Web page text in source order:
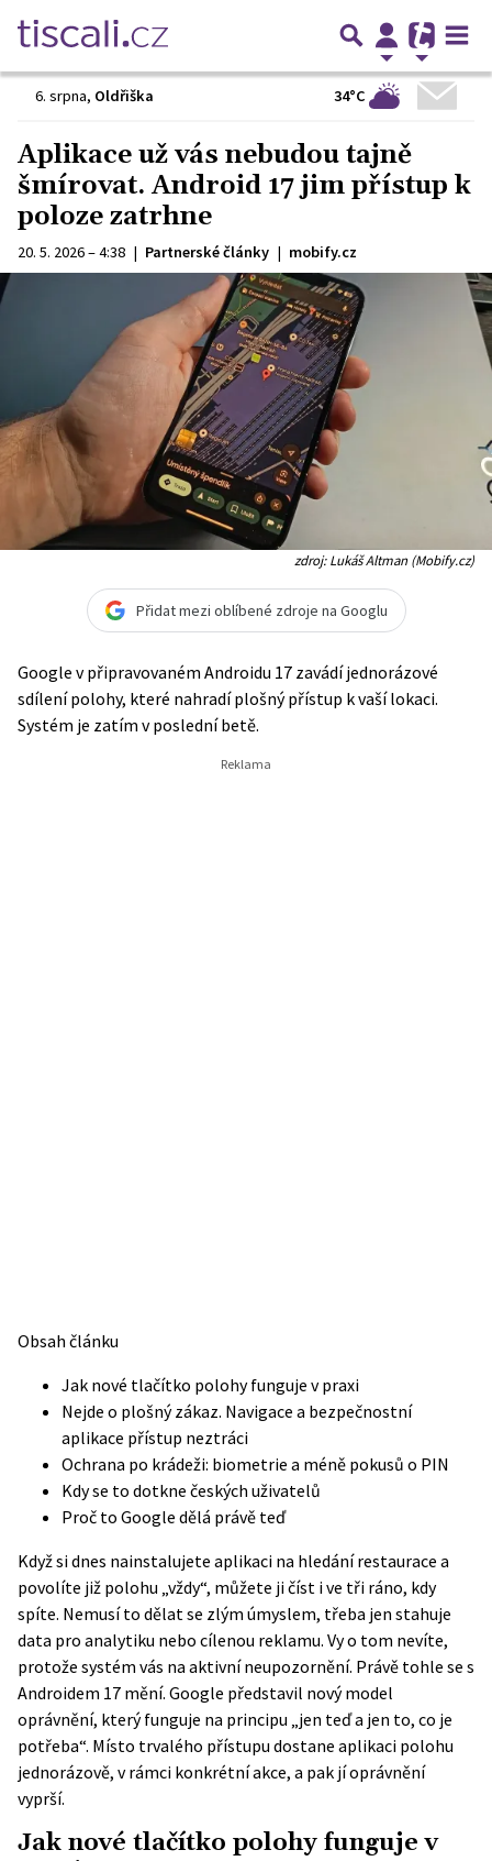
6. srpna, Oldřiška 34°C
Aplikace už vás nebudou tajně
šmírovat. Android 17 jim přístup k
poloze zatrhne
20. 5. 2026 – 4:38 | Partnerské články | mobify.cz
zdroj: Lukáš Altman (Mobify.cz)
Přidat mezi oblíbené zdroje na Googlu
Google v připravovaném Androidu 17 zavádí jednorázové
sdílení polohy, které nahradí plošný přístup k vaší lokaci.
Systém je zatím v poslední betě.
Obsah článku
Jak nové tlačítko polohy funguje v praxi
Nejde o plošný zákaz. Navigace a bezpečnostní
aplikace přístup neztráci
Ochrana po krádeži: biometrie a méně pokusů o PIN
Kdy se to dotkne českých uživatelů
Proč to Google dělá právě teď
Když si dnes nainstalujete aplikaci na hledání restaurace a
povolíte již polohu „vždy“, můžete ji číst i ve tři ráno, kdy
spíte. Nemusí to dělat se zlým úmyslem, třeba jen stahuje
data pro analytiku nebo cílenou reklamu. Vy o tom nevíte,
protože systém vás na aktivní neupozornění. Právě tohle se s
Androidem 17 mění. Google představil nový model
oprávnění, který funguje na principu „jen teď a jen to, co je
potřeba“. Místo trvalého přístupu dostane aplikaci polohu
jednorázově, v rámci konkrétní akce, a pak jí oprávnění
vyprší.
Jak nové tlačítko polohy funguje v